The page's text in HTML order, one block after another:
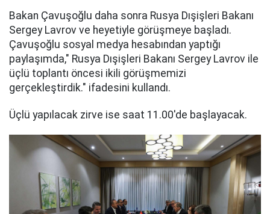
Bakan Çavuşoğlu daha sonra Rusya Dışişleri Bakanı
Sergey Lavrov ve heyetiyle görüşmeye başladı.
Çavuşoğlu sosyal medya hesabından yaptığı
paylaşımda," Rusya Dışişleri Bakanı Sergey Lavrov ile
üçlü toplantı öncesi ikili görüşmemizi
gerçekleştirdik." ifadesini kullandı.
Üçlü yapılacak zirve ise saat 11.00'de başlayacak.